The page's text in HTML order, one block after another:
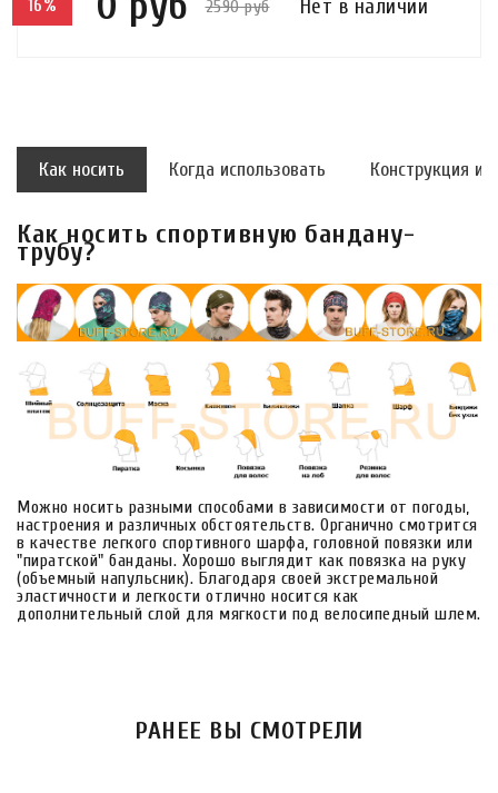
16% 2590 руб Нет в наличии
Как носить Когда использовать Конструкция и
Как носить спортивную бандану-
трубу?
Можно носить разными способами в зависимости от погоды,
настроения и различных обстоятельств. Органично смотрится
в качестве легкого спортивного шарфа, головной повязки или
"пиратской" банданы. Хорошо выглядит как повязка на руку
(объемный напульсник). Благодаря своей экстремальной
эластичности и легкости отлично носится как
дополнительный слой для мягкости под велосипедный шлем.
РАНЕЕ ВЫ СМОТРЕЛИ